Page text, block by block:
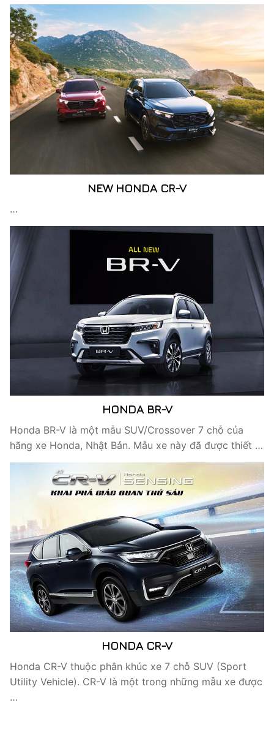
NEW HONDA CR-V
…
HONDA BR-V
Honda BR-V là một mẫu SUV/Crossover 7 chỗ của
hãng xe Honda, Nhật Bản. Mẫu xe này đã được thiết …
HONDA CR-V
Honda CR-V thuộc phân khúc xe 7 chỗ SUV (Sport
Utility Vehicle). CR-V là một trong những mẫu xe được
…